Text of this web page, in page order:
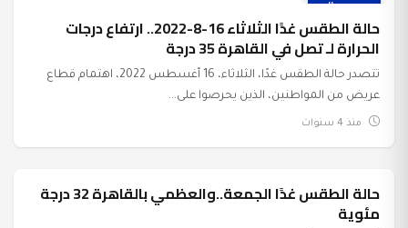
عرب وعالم
حالة الطقس غدًا الثلاثاء 16-8-2022.. ارتفاع درجات
الحرارة لـ تصل في القاهرة 35 درجة
تتصدر حالة الطقس غدًا، الثلاثاء، 16 أغسطس 2022، اهتمام قطاع
عريض من المواطنين، الذين يحرصوا على...
منذ 4 سنوات
عرب وعالم حالة الطقس غدًا الجمعة..والعظمي بالقاهرة 32 درجة
مئوية